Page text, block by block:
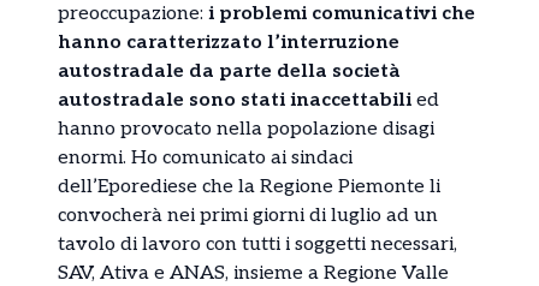
preoccupazione: i problemi comunicativi che
hanno caratterizzato l’interruzione
autostradale da parte della società
autostradale sono stati inaccettabili ed
hanno provocato nella popolazione disagi
enormi. Ho comunicato ai sindaci
dell’Eporediese che la Regione Piemonte li
convocherà nei primi giorni di luglio ad un
tavolo di lavoro con tutti i soggetti necessari,
SAV, Ativa e ANAS, insieme a Regione Valle